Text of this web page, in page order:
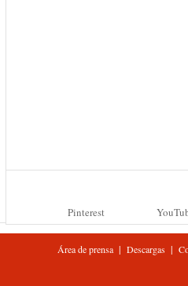
Pinterest
Área de prensa| Descargas|